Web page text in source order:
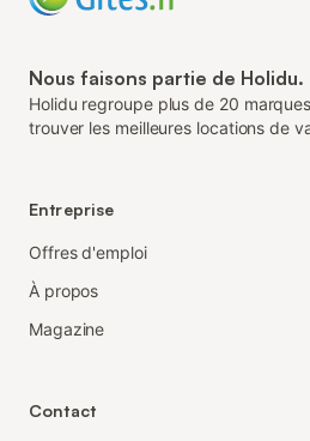
Nous faisons partie de Holidu.
Holidu regroupe plus de 20
trouver les meilleures locations de
Entreprise
Offres d'emploi
À propos
Magazine
Contact